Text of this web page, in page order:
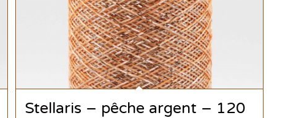
Stellaris – pêche argent – 120